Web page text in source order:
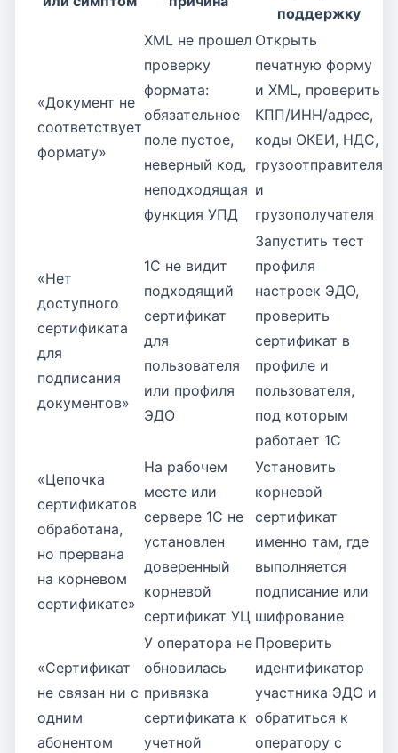
поддержку
«Документ не
соответствует
формату»
XML не прошел
проверку
формата:
обязательное
поле пустое,
неверный код,
неподходящая
функция УПД
Открыть
печатную форму
и XML, проверить
КПП/ИНН/адрес,
коды ОКЕИ, НДС,
грузоотправителя
и
грузополучателя
«Нет
доступного
сертификата
для
подписания
документов»
1С не видит
подходящий
сертификат
для
пользователя
или профиля
ЭДО
Запустить тест
профиля
настроек ЭДО,
проверить
сертификат в
профиле и
пользователя,
под которым
работает 1С
«Цепочка
сертификатов
обработана,
но прервана
на корневом
сертификате»
На рабочем
месте или
сервере 1С не
установлен
доверенный
корневой
сертификат УЦ
Установить
корневой
сертификат
именно там, где
выполняется
подписание или
шифрование
«Сертификат
не связан ни с
одним
абонентом
У оператора не
обновилась
привязка
сертификата к
учетной
Проверить
идентификатор
участника ЭДО и
обратиться к
оператору с